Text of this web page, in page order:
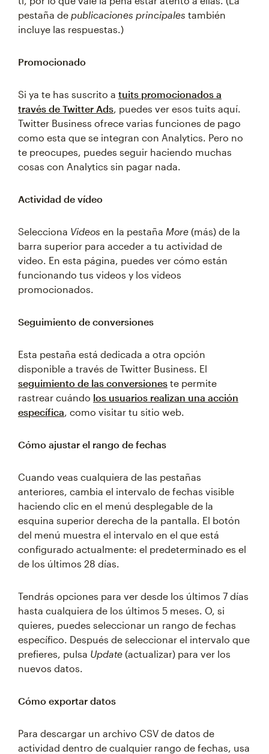
pestaña de publicaciones principales también
incluye las respuestas.)
Promocionado
Si ya te has suscrito a tuits promocionados a
través de Twitter Ads, puedes ver esos tuits aquí.
Twitter Business ofrece varias funciones de pago
como esta que se integran con Analytics. Pero no
te preocupes, puedes seguir haciendo muchas
cosas con Analytics sin pagar nada.
Actividad de vídeo
Selecciona Videos en la pestaña More (más) de la
barra superior para acceder a tu actividad de
video. En esta página, puedes ver cómo están
funcionando tus videos y los videos
promocionados.
Seguimiento de conversiones
Esta pestaña está dedicada a otra opción
disponible a través de Twitter Business. El
seguimiento de las conversiones te permite
rastrear cuándo los usuarios realizan una acción
específica, como visitar tu sitio web.
Cómo ajustar el rango de fechas
Cuando veas cualquiera de las pestañas
anteriores, cambia el intervalo de fechas visible
haciendo clic en el menú desplegable de la
esquina superior derecha de la pantalla. El botón
del menú muestra el intervalo en el que está
configurado actualmente: el predeterminado es el
de los últimos 28 días.
Tendrás opciones para ver desde los últimos 7 días
hasta cualquiera de los últimos 5 meses. O, si
quieres, puedes seleccionar un rango de fechas
específico. Después de seleccionar el intervalo que
prefieres, pulsa Update (actualizar) para ver los
nuevos datos.
Cómo exportar datos
Para descargar un archivo CSV de datos de
actividad dentro de cualquier rango de fechas, usa